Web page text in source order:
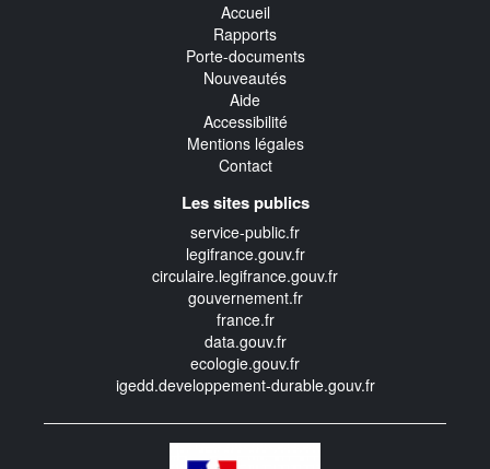
Accueil
Rapports
Porte-documents
Nouveautés
Aide
Accessibilité
Mentions légales
Contact
Les sites publics
service-public.fr
legifrance.gouv.fr
circulaire.legifrance.gouv.fr
gouvernement.fr
france.fr
data.gouv.fr
ecologie.gouv.fr
igedd.developpement-durable.gouv.fr